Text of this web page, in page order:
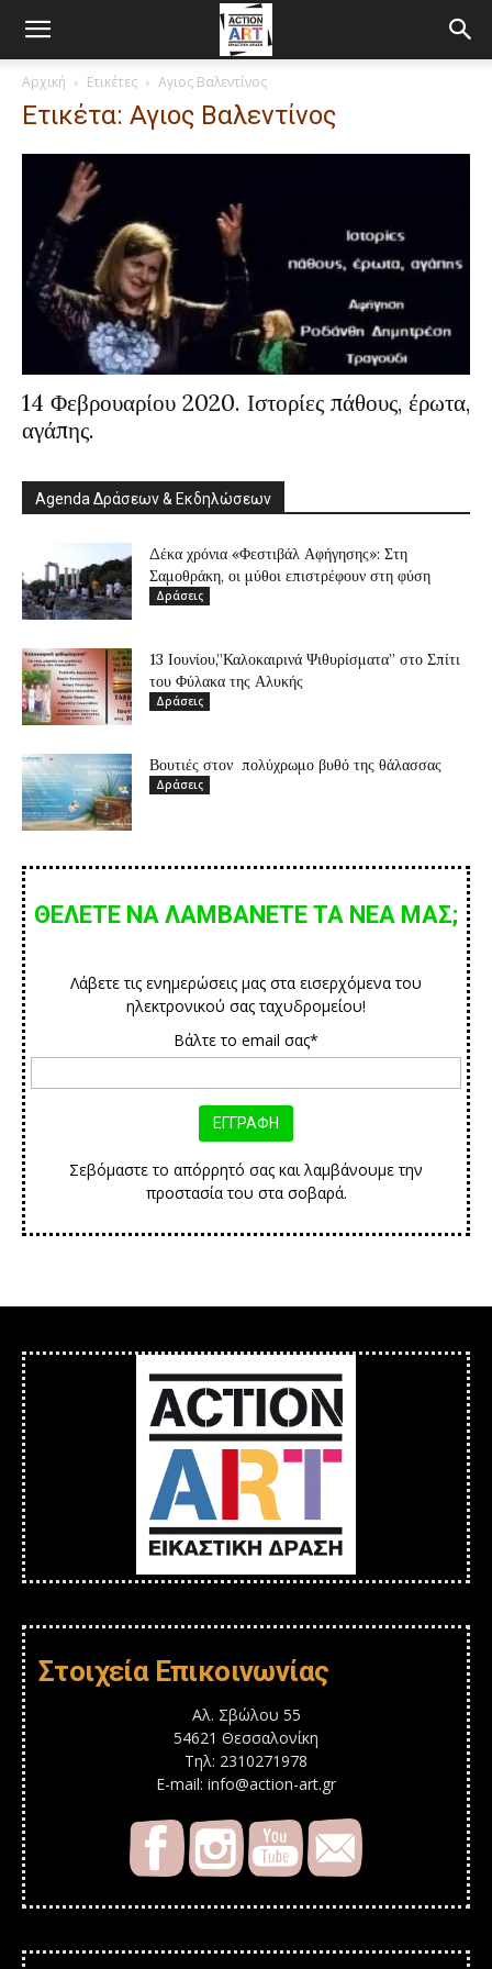
Αρχική Ετικέτες Αγιος Βαλεντίνος
Ετικέτα: Αγιος Βαλεντίνος
14 Φεβρουαρίου 2020. Ιστορίες πάθους, έρωτα,
αγάπης.
Agenda Δράσεων & Εκδηλώσεων
Δέκα χρόνια «Φεστιβάλ Αφήγησης»: Στη
Σαμοθράκη, οι μύθοι επιστρέφουν στη φύση
Δράσεις
13 Ιουνίου,”Καλοκαιρινά Ψιθυρίσματα” στο Σπίτι
του Φύλακα της Αλυκής
Δράσεις
Βουτιές στον πολύχρωμο βυθό της θάλασσας
Δράσεις
ΘΕΛΕΤΕ ΝΑ ΛΑΜΒΑΝΕΤΕ ΤΑ ΝΕΑ ΜΑΣ;
Λάβετε τις ενημερώσεις μας στα εισερχόμενα του
ηλεκτρονικού σας ταχυδρομείου!
Βάλτε το email σας*
Σεβόμαστε το απόρρητό σας και λαμβάνουμε την
προστασία του στα σοβαρά.
Στοιχεία Επικοινωνίας
Αλ. Σβώλου 55
54621 Θεσσαλονίκη
Τηλ: 2310271978
E-mail: info@action-art.gr